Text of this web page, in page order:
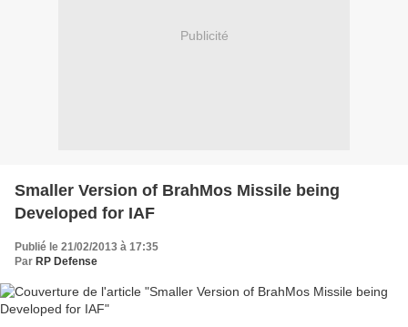
Publicité
Smaller Version of BrahMos Missile being
Developed for IAF
Publié le 21/02/2013 à 17:35
Par RP Defense